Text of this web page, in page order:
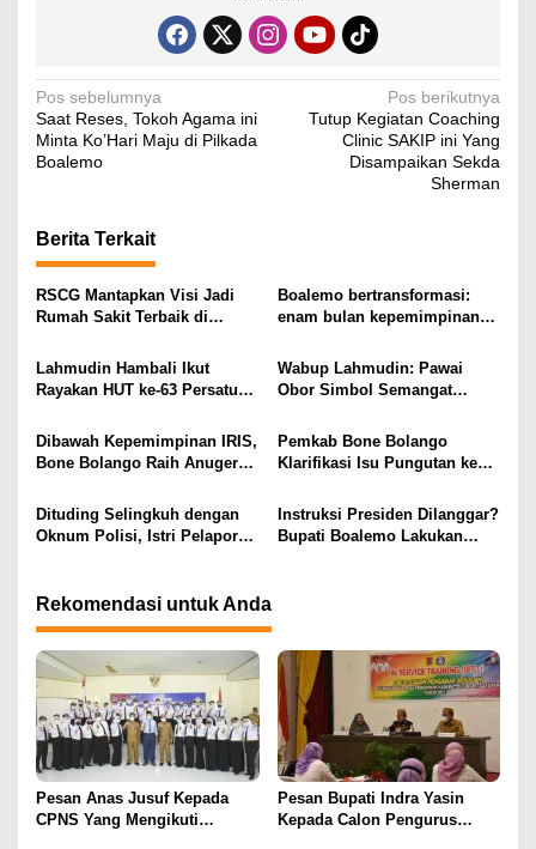
N
a
v
g
a
s
p
o
s
Pos sebelumnya
Saat Reses, Tokoh Agama ini
Minta Ko’Hari Maju di Pilkada
Boalemo
Pos berikutnya
Tutup Kegiatan Coaching
Clinic SAKIP ini Yang
Disampaikan Sekda
Sherman
Berita Terkait
RSCG Mantapkan Visi Jadi
Rumah Sakit Terbaik di
Boalemo bertransformasi:
enam bulan kepemimpinan
program strategis presiden
Prabowo
Lahmudin Hambali Ikut
Rayakan HUT ke-63 Persatuan
Indonesia
Wabup Lahmudin: Pawai
Obor Simbol Semangat
Dibawah Kepemimpinan IRIS,
Bone Bolango Raih Anugerah
Madya
Pemkab Bone Bolango
Klarifikasi Isu Pungutan ke
Benar”
Dituding Selingkuh dengan
Oknum Polisi, Istri Pelapor
Instruksi Presiden Dilanggar?
Bupati Boalemo Lakukan
Rekomendasi untuk Anda
Pesan Anas Jusuf Kepada
CPNS Yang Mengikuti
Pesan Bupati Indra Yasin
Kepada Calon Pengurus